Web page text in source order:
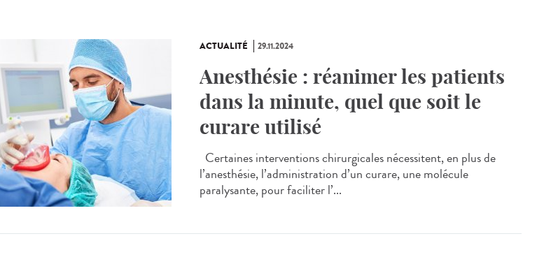
ACTUALITÉ 29.11.2024
Anesthésie : réanimer les patients
dans la minute, quel que soit le
curare utilisé
Certaines interventions chirurgicales nécessitent, en plus de
l’anesthésie, l’administration d’un curare, une molécule
paralysante, pour faciliter l’...